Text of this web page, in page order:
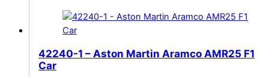
42240-1 – Aston Martin Aramco AMR25 F1
Car